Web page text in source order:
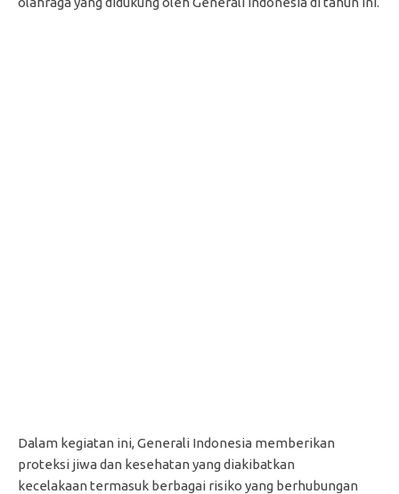
Dalam kegiatan ini, Generali Indonesia memberikan
proteksi jiwa dan kesehatan yang diakibatkan
kecelakaantermasuk berbagai risiko yang berhubungan